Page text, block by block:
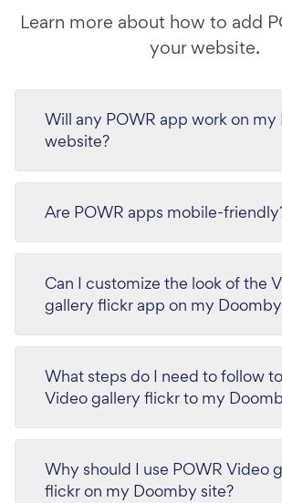
Learn more about how to add
your website.
Will any POWR app work on
website?
Are POWR apps mobile-
Can I customize the look of the
gallery flickr app on my
What steps do I need to follow
Video gallery flickr to my
Why should I use POWR Video
flickr on my Doomby site?